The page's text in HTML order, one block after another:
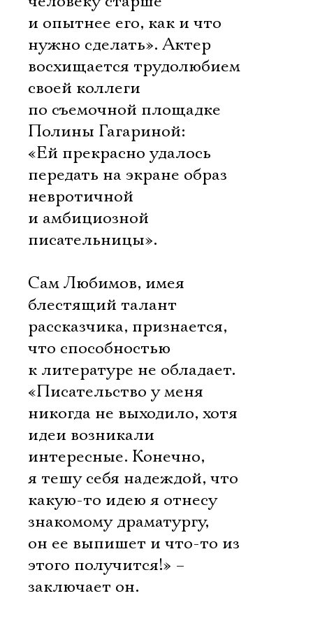
и опытнее его, как и что
нужно сделать». Актер
восхищается трудолюбием
своей коллеги
по съемочной площадке
Полины Гагариной:
«Ей прекрасно удалось
передать на экране образ
невротичной
и амбициозной
писательницы».
Сам Любимов, имея
блестящий талант
рассказчика, признается,
что способностью
к литературе не обладает.
«Писательство у меня
никогда не выходило, хотя
идеи возникали
интересные. Конечно,
я тешу себя надеждой, что
какую-то идею я отнесу
знакомому драматургу,
он ее выпишет и что-то из
этого получится!» –
заключает он.